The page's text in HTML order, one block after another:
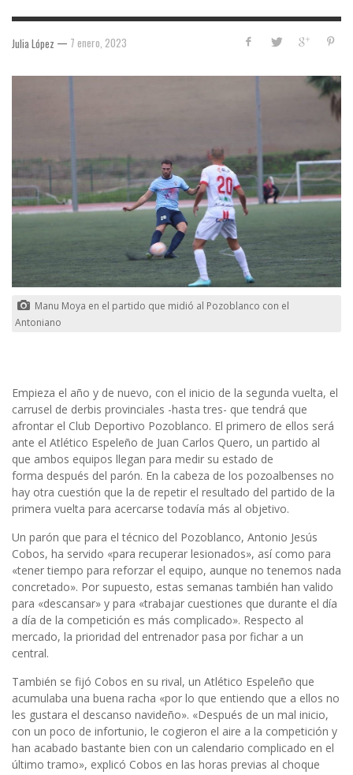
Julia López — 7 enero, 2023
Manu Moya en el partido que midió al Pozoblanco con el
Antoniano
Empieza el año y de nuevo, con el inicio de la segunda vuelta, el
carrusel de derbis provinciales -hasta tres- que tendrá que
afrontar el Club Deportivo Pozoblanco. El primero de ellos será
ante el Atlético Espeleño de Juan Carlos Quero, un partido al
que ambos equipos llegan para medir su estado de
forma después del parón. En la cabeza de los pozoalbenses no
hay otra cuestión que la de repetir el resultado del partido de la
primera vuelta para acercarse todavía más al objetivo.
Un parón que para el técnico del Pozoblanco, Antonio Jesús
Cobos, ha servido «para recuperar lesionados», así como para
«tener tiempo para reforzar el equipo, aunque no tenemos nada
concretado». Por supuesto, estas semanas también han valido
para «descansar» y para «trabajar cuestiones que durante el día
a día de la competición es más complicado». Respecto al
mercado, la prioridad del entrenador pasa por fichar a un
central.
También se fijó Cobos en su rival, un Atlético Espeleño que
acumulaba una buena racha «por lo que entiendo que a ellos no
les gustara el descanso navideño». «Después de un mal inicio,
con un poco de infortunio, le cogieron el aire a la competición y
han acabado bastante bien con un calendario complicado en el
último tramo», explicó Cobos en las horas previas al choque